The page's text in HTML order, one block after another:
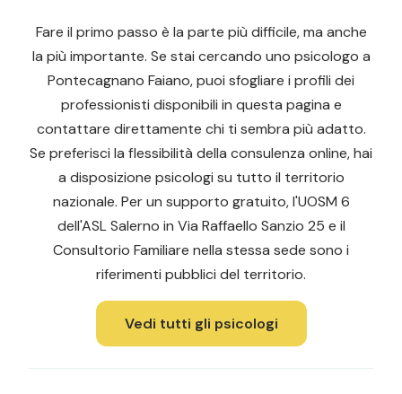
Fare il primo passo è la parte più difficile, ma anche
la più importante. Se stai cercando uno psicologo a
Pontecagnano Faiano, puoi sfogliare i profili dei
professionisti disponibili in questa pagina e
contattare direttamente chi ti sembra più adatto.
Se preferisci la flessibilità della consulenza online, hai
a disposizione psicologi su tutto il territorio
nazionale. Per un supporto gratuito, l'UOSM 6
dell'ASL Salerno in Via Raffaello Sanzio 25 e il
Consultorio Familiare nella stessa sede sono i
riferimenti pubblici del territorio.
Vedi tutti gli psicologi